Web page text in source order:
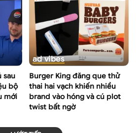
sau
bộ
mới
ad vibes
Burger King đăng que thử
thai hai vạch khiến nhiều
brand vào hóng và cú plot
twist bất ngờ